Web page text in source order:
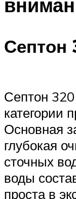
Септон
Септон
категории
Основная
глубокая
сточных
воды
проста в